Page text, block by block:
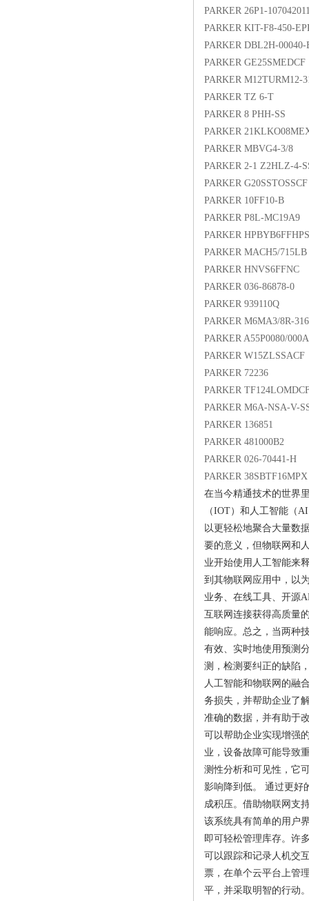
PARKER 26P1-
PARKER KIT-F8-450-
PARKER DBL2H-00040-
PARKER GE25SMEDCF
PARKER M12TURM12-
PARKER TZ 6-T
PARKER 8 PHH-SS
PARKER
PARKER MBVG4-3/8
PARKER 2-1 Z2HLZ-4-
PARKER G20SSTOSSCF
PARKER 10FF10-B
PARKER P8L-MC19A9
PARKER
PARKER MACH5/715LB
PARKER HNVS6FFNC
PARKER 036-86878-0
PARKER 939110Q
PARKER M6MA3/8R-316
PARKER A55P0080/
PARKER W15ZLSSACF
PARKER 72236
PARKER
PARKER M6A-NSA-V-
PARKER 136851
PARKER 481000B2
PARKER 026-70441-H
PARKER 38SBTF16MPX
在当今精通技术的世界
（IOT）和人工智能（
以更轻松地聚合大量数
要的意义，但物联网和
业开始使用人工智能来
到其物联网应用中，以
业务、在线工具、开源
互联网连接获得高质量
能响应。总之，当两种
有效、实时地使用预测
测，检测要纠正的缺陷
人工智能和物联网的融
务损失，并帮助企业了
准确的数据，并有助于
可以帮助企业实现增强
业，设备故障可能导致
测性分析和可见性，它
影响降到低。 通过更好
成积压。借助物联网支
该系统具有简单的用户
即可轻松管理库存。许
可以跟踪和记录人机交
票，在单个云平台上管
平，并采取明智的行动